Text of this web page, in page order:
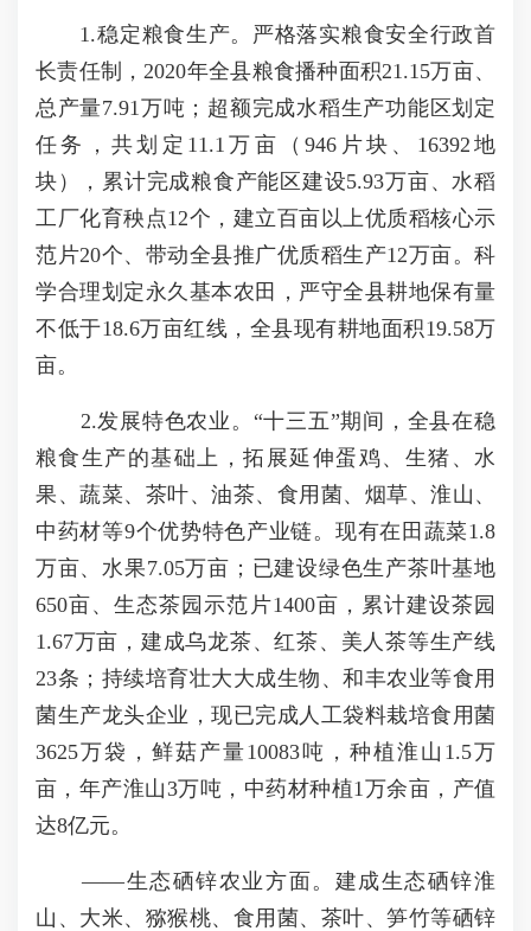
1.稳定粮食生产。严格落实粮食安全行政首
长责任制，2020年全县粮食播种面积21.15万亩、
总产量7.91万吨；超额完成水稻生产功能区划定
任务，共划定11.1万亩（946片块、16392地
块），累计完成粮食产能区建设5.93万亩、水稻
工厂化育秧点12个，建立百亩以上优质稻核心示
范片20个、带动全县推广优质稻生产12万亩。科
学合理划定永久基本农田，严守全县耕地保有量
不低于18.6万亩红线，全县现有耕地面积19.58万
亩。
2.发展特色农业。“十三五”期间，全县在稳
粮食生产的基础上，拓展延伸蛋鸡、生猪、水
果、蔬菜、茶叶、油茶、食用菌、烟草、淮山、
中药材等9个优势特色产业链。现有在田蔬菜1.8
万亩、水果7.05万亩；已建设绿色生产茶叶基地
650亩、生态茶园示范片1400亩，累计建设茶园
1.67万亩，建成乌龙茶、红茶、美人茶等生产线
23条；持续培育壮大大成生物、和丰农业等食用
菌生产龙头企业，现已完成人工袋料栽培食用菌
3625万袋，鲜菇产量10083吨，种植淮山1.5万
亩，年产淮山3万吨，中药材种植1万余亩，产值
达8亿元。
——生态硒锌农业方面。建成生态硒锌淮
山、大米、猕猴桃、食用菌、茶叶、笋竹等硒锌